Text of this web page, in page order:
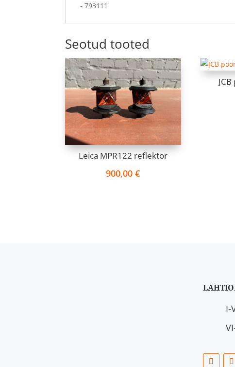
- 793111
Seotud tooted
Leica MPR122 reflektor
900,00€
I-